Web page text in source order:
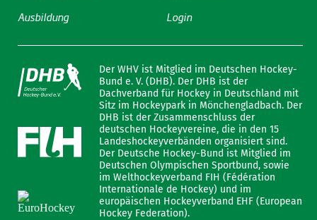
Ausbildung
Login
Der WHV ist Mitglied im Deutschen Hockey-
Bund e. V. (DHB). Der DHB ist der
Dachverband für Hockey in Deutschland mit
Sitz im Hockeypark in Mönchengladbach. Der
DHB ist der Zusammenschluss der
deutschen Hockeyvereine, die in den 15
Landeshockeyverbänden organisiert sind.
Der Deutsche Hockey-Bund ist Mitglied im
Deutschen Olympischen Sportbund, sowie
im Welthockeyverband FIH (Fédération
Internationale de Hockey) und im
europäischen Hockeyverband EHF (European
Hockey Federation).